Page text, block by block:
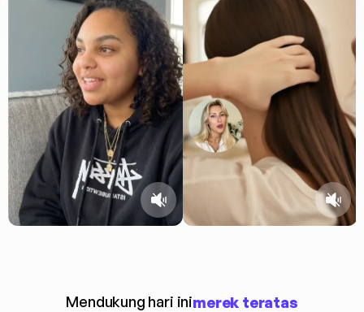
Mendukung hari inimerek teratas